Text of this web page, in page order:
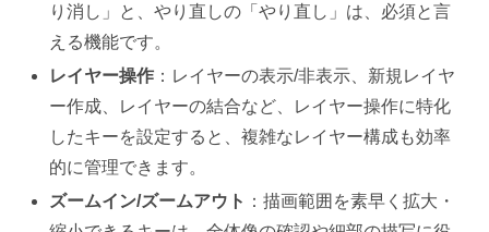
り消し」と、やり直しの「やり直し」は、必須と言
える機能です。
レイヤー操作 ：レイヤーの表示/非表示、新規レイヤ
ー作成、レイヤーの結合など、レイヤー操作に特化
したキーを設定すると、複雑なレイヤー構成も効率
的に管理できます。
ズームイン/ズームアウト ：描画範囲を素早く拡大・